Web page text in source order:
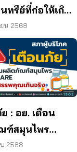
ทรีย์ที่ก่อให้เกิด
ะพบแบคทีเรีย
ะรา เกิน
นกำหนด ใน
ฑ์ย้อมผม
น 2568
: อย. เตือน
ฑ์สมุนไพร
โฆษณา
2568